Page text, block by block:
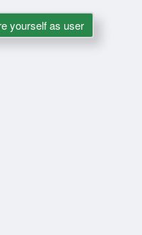
yourself as user